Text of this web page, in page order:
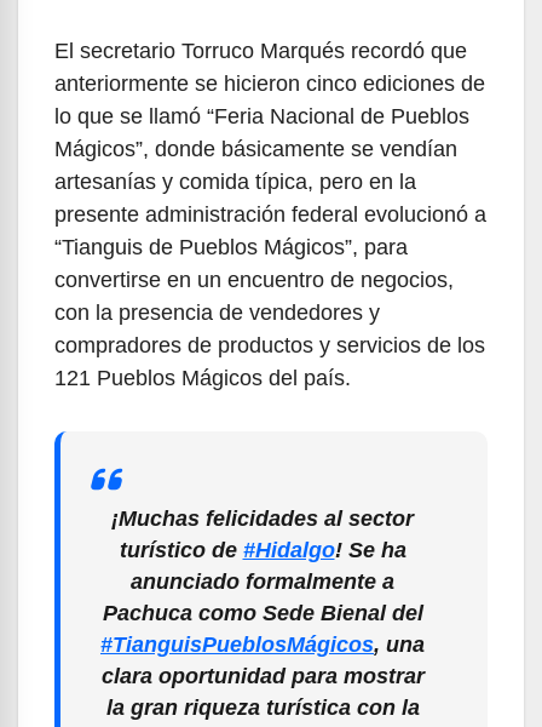
El secretario Torruco Marqués recordó que
anteriormente se hicieron cinco ediciones de
lo que se llamó “Feria Nacional de Pueblos
Mágicos”, donde básicamente se vendían
artesanías y comida típica, pero en la
presente administración federal evolucionó a
“Tianguis de Pueblos Mágicos”, para
convertirse en un encuentro de negocios,
con la presencia de vendedores y
compradores de productos y servicios de los
121 Pueblos Mágicos del país.
¡Muchas felicidades al sector
turístico de #Hidalgo! Se ha
anunciado formalmente a
Pachuca como Sede Bienal del
#TianguisPueblosMágicos, una
clara oportunidad para mostrar
la gran riqueza turística con la